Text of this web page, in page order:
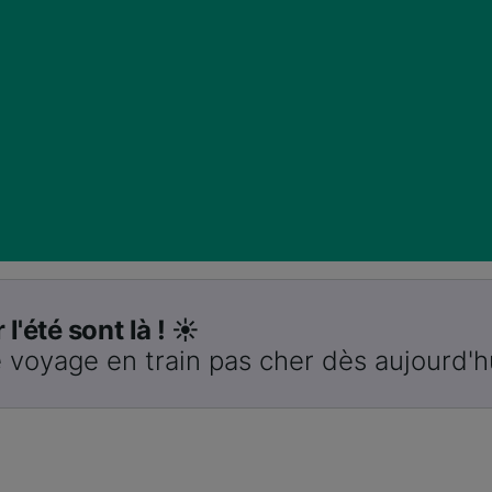
l'été sont là ! ☀️
voyage en train pas cher dès